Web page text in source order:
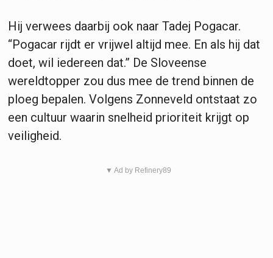
Hij verwees daarbij ook naar Tadej Pogacar.
“Pogacar rijdt er vrijwel altijd mee. En als hij dat
doet, wil iedereen dat.” De Sloveense
wereldtopper zou dus mee de trend binnen de
ploeg bepalen. Volgens Zonneveld ontstaat zo
een cultuur waarin snelheid prioriteit krijgt op
veiligheid.
▼ Ad by Refinery89